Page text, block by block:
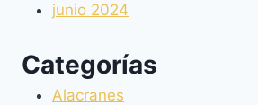
junio 2024
Categorías
Alacranes